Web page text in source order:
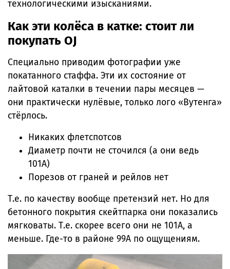
технологическими изысканиями.
Как эти колёса в катке: стоит ли
покупать OJ
Специально приводим фотографии уже
покатанного стаффа. Эти их состояние от
лайтовой каталки в течении пары месяцев —
они практически нулёвые, только лого «Вутенга»
стёрлось.
Никаких флетспотсов
Диаметр почти не сточился (а они ведь
101А)
Порезов от граней и рейлов нет
Т.е. по качеству вообще претензий нет. Но для
бетонного покрытия скейтпарка они показались
мягковаты. Т.е. скорее всего они не 101А, а
меньше. Где-то в районе 99А по ощущениям.